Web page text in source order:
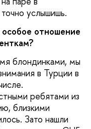
услышишь.
отношение
блондинками, мы
в Турции в
ребятами из
близкими
Зато нашли